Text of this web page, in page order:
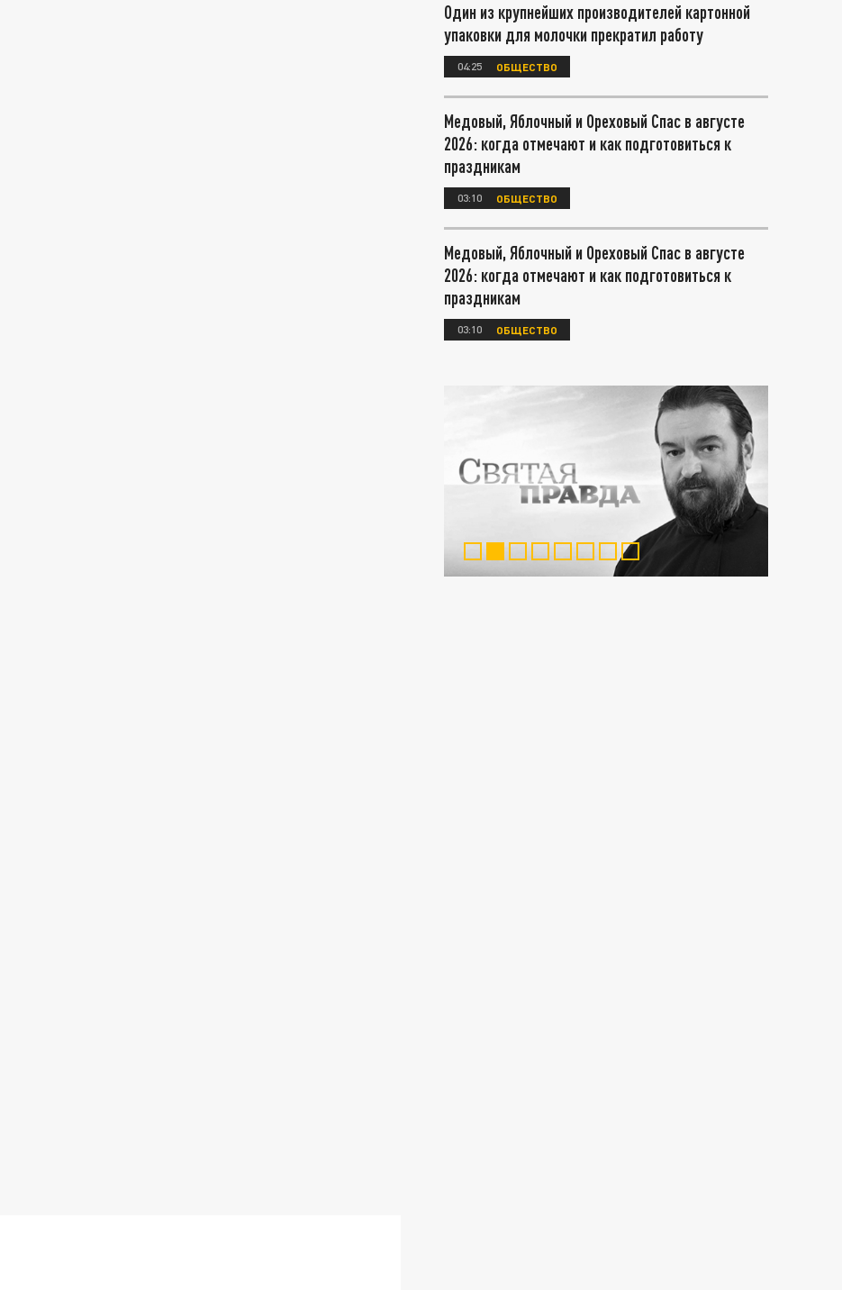
Один из крупнейших производителей картонной
упаковки для молочки прекратил работу
04:25 ОБЩЕСТВО
Медовый, Яблочный и Ореховый Спас в августе
2026: когда отмечают и как подготовиться к
праздникам
03:10 ОБЩЕСТВО
Медовый, Яблочный и Ореховый Спас в августе
2026: когда отмечают и как подготовиться к
праздникам
03:10 ОБЩЕСТВО